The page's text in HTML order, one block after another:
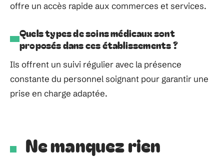
offre un accès rapide aux commerces et services.
Quels types de soins médicaux sont
proposés dans ces établissements ?
Ils offrent un suivi régulier avec la présence
constante du personnel soignant pour garantir une
prise en charge adaptée.
Ne manquez rien